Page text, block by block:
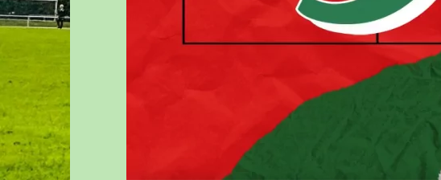
DIII – JUNIOREN – U13
EIII – JUNIOREN – U10
EIV – JUNIOREN – U10
FI – JUNIOREN – U9